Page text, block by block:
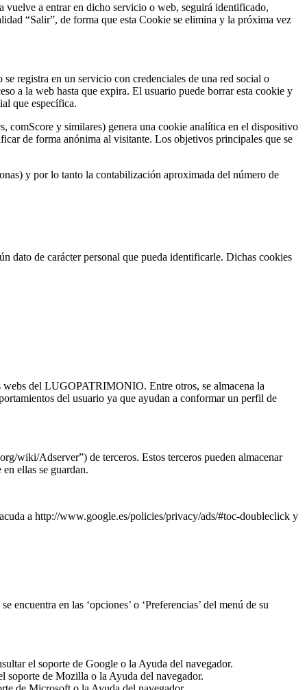
a entrar en dicho servicio o web, seguirá identificado,
“Salir”, de forma que esta Cookie se elimina y la próxima vez
registra en un servicio con credenciales de una red social o
a la web hasta que expira. El usuario puede borrar esta cookie y
que específica.
y similares) genera una cookie analítica en el dispositivo
de forma anónima al visitante. Los objetivos principales que se
y por lo tanto la contabilización aproximada del número de
de carácter personal que pueda identificarle. Dichas cookies
webs del LUGOPATRIMONIO. Entre otros, se almacena la
del usuario ya que ayudan a conformar un perfil de
wiki/Adserver”) de terceros. Estos terceros pueden almacenar
ellas se guardan.
a http://www.google.es/policies/privacy/ads/#toc-doubleclick y
en las ‘opciones’ o ‘Preferencias’ del menú de su
el soporte de Google o la Ayuda del navegador.
soporte de Mozilla o la Ayuda del navegador.